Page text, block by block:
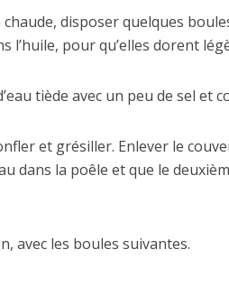
disposer quelques
l’huile, pour qu’elles dorent
tiède avec un peu de sel et
et grésiller. Enlever le
dans la poêle et que le
avec les boules suivantes.